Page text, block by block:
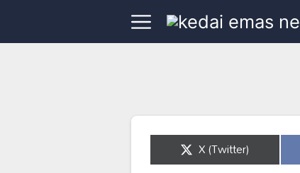
Share
on
X (Twitter)